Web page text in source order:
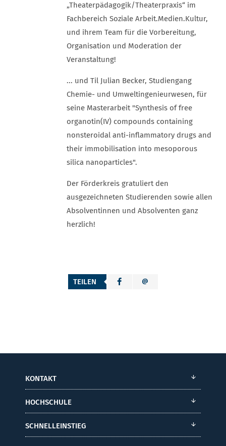
„Theaterpädagogik/Theaterpraxis“ im
Fachbereich Soziale Arbeit.Medien.Kultur,
und ihrem Team für die Vorbereitung,
Organisation und Moderation der
Veranstaltung!
... und Til Julian Becker, Studiengang
Chemie- und Umweltingenieurwesen, für
seine Masterarbeit "Synthesis of free
organotin(IV) compounds containing
nonsteroidal anti-inflammatory drugs and
their immobilisation into mesoporous
silica nanoparticles".
Der Förderkreis gratuliert den
ausgezeichneten Studierenden sowie allen
Absolventinnen und Absolventen ganz
herzlich!
TEILEN
KONTAKT
HOCHSCHULE
SCHNELLEINSTIEG